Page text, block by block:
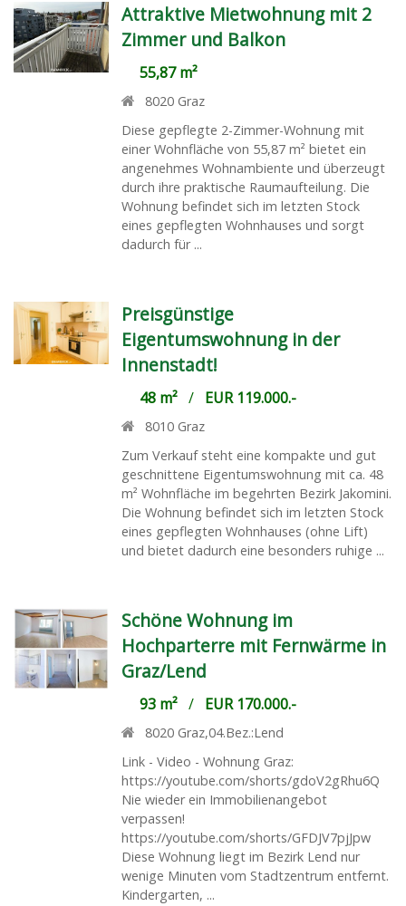
Attraktive Mietwohnung mit 2
Zimmer und Balkon
55,87 m²
8020 Graz
Diese gepflegte 2-Zimmer-Wohnung mit
einer Wohnfläche von 55,87 m² bietet ein
angenehmes Wohnambiente und überzeugt
durch ihre praktische Raumaufteilung. Die
Wohnung befindet sich im letzten Stock
eines gepflegten Wohnhauses und sorgt
dadurch für ...
Preisgünstige
Eigentumswohnung in der
Innenstadt!
48 m²/ EUR 119.000.-
8010 Graz
Zum Verkauf steht eine kompakte und gut
geschnittene Eigentumswohnung mit ca. 48
m² Wohnfläche im begehrten Bezirk Jakomini.
Die Wohnung befindet sich im letzten Stock
eines gepflegten Wohnhauses (ohne Lift)
und bietet dadurch eine besonders ruhige ...
Schöne Wohnung im
Hochparterre mit Fernwärme in
Graz/Lend
93 m²/ EUR 170.000.-
8020 Graz,04.Bez.:Lend
Link - Video - Wohnung Graz:
https://youtube.com/shorts/gdoV2gRhu6Q
Nie wieder ein Immobilienangebot
verpassen!
https://youtube.com/shorts/GFDJV7pjJpw
Diese Wohnung liegt im Bezirk Lend nur
wenige Minuten vom Stadtzentrum entfernt.
Kindergarten, ...